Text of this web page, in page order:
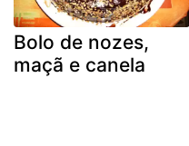
Bolo de nozes,
maçã e canela